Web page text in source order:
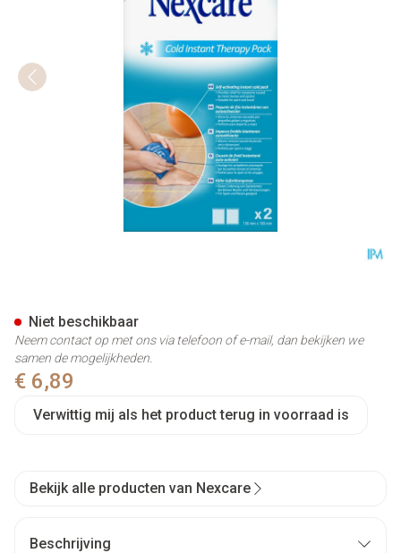
€ 6,89
Verwittig mij als het product terug in voorraad is
Niet beschikbaar
Neem contact op met ons via telefoon of e-mail, dan bekijken we
samen de mogelijkheden.
Bekijk alle producten van Nexcare
Beschrijving